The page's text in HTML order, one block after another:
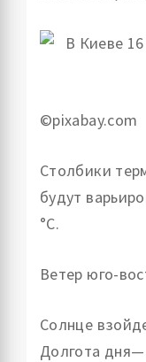
©pixabay.com
Столбики
будут
°С.
Ветер юго-
Солнце
Долгота дня—